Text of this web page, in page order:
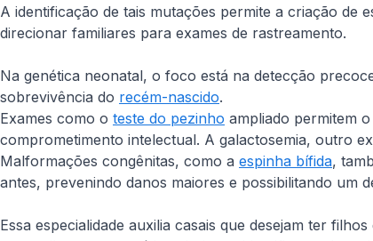
A identificação de tais mutações permite a criação de
direcionar familiares para exames de rastreamento.
Na genética neonatal, o foco está na detecção
sobrevivência do recém-nascido.
Exames como o teste do pezinho ampliado permitem
comprometimento intelectual. A galactosemia, outro
Malformações congênitas, como a espinha bífida,
antes, prevenindo danos maiores e possibilitando um
Essa especialidade auxilia casais que desejam ter